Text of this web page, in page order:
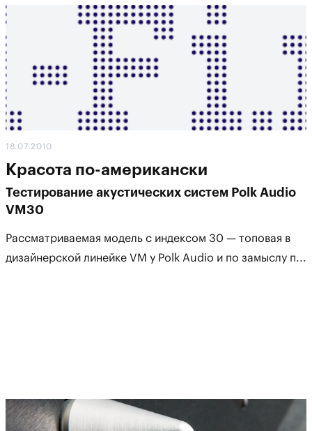
18.07.2010
Красота по-американски
Тестирование акустических систем Polk Audio
VM30
Рассматриваемая модель с индексом 30 — топовая в
дизайнерской линейке VM у Polk Audio и по замыслу п...